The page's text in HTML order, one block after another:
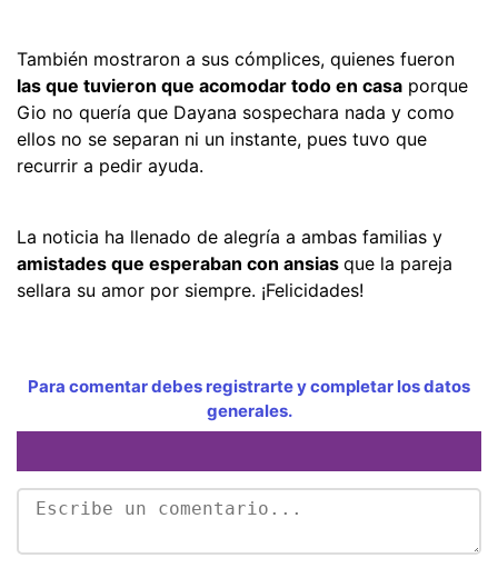
También mostraron a sus cómplices, quienes fueron
las que tuvieron que acomodar todo en casa porque
Gio no quería que Dayana sospechara nada y como
ellos no se separan ni un instante, pues tuvo que
recurrir a pedir ayuda.
La noticia ha llenado de alegría a ambas familias y
amistades que esperaban con ansias que la pareja
sellara su amor por siempre. ¡Felicidades!
Para comentar debes registrarte y completar los datos
generales.